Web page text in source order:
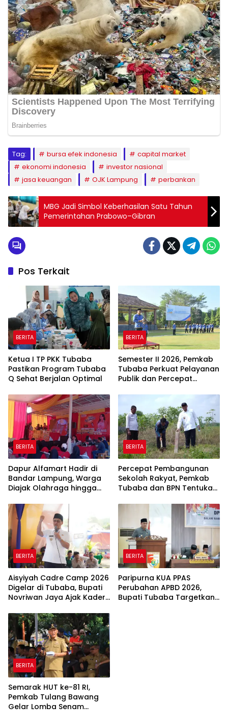
Tag: bursa efek indonesia
capital market
ekonomi indonesia
investor nasional
jasa keuangan
OJK Lampung perbankan
MBG Jadi Simbol Keberhasilan Satu Tahun
Pemerintahan Prabowo–Gibran
Pos Terkait
BERITA
Ketua I TP PKK Tubaba
Pastikan Program Tubaba
Q Sehat Berjalan Optimal
BERITA
Semester II 2026, Pemkab
Tubaba Perkuat Pelayanan
Publik dan Percepat
BERITA
Dapur Alfamart Hadir di
Bandar Lampung, Warga
Diajak Olahraga hingga
BERITA
Percepat Pembangunan
Sekolah Rakyat, Pemkab
Tubaba dan BPN Tentukan
BERITA
Aisyiyah Cadre Camp 2026
Digelar di Tubaba, Bupati
Novriwan Jaya Ajak Kader
Pembangunan
BERITA
Paripurna KUA PPAS
Perubahan APBD 2026,
Bupati Tubaba Targetkan
BERITA
Semarak HUT ke-81 RI,
Pemkab Tulang Bawang
Gelar Lomba Senam